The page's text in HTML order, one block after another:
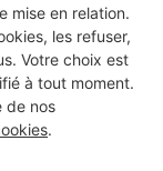
mise en relation.
les refuser,
Votre choix est
à tout moment.
de nos
.